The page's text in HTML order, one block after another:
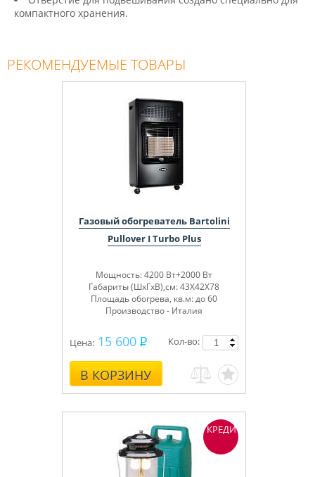
компактного хранения.
РЕКОМЕНДУЕМЫЕ ТОВАРЫ
Газовый обогреватель Bartolini
Pullover I Turbo Plus
Мощность: 4200 Вт+2000 Вт
Габариты (ШхГхВ),см: 43Х42Х78
Площадь обогрева, кв.м: до 60
Производство - Италия
Цена: 15 600
В КОРЗИНУ
Кол-во:
КРЕДИТ